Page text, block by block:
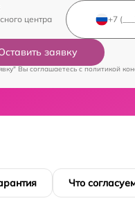
центра
заявку
Вы соглашаетесь cполитикой
Что